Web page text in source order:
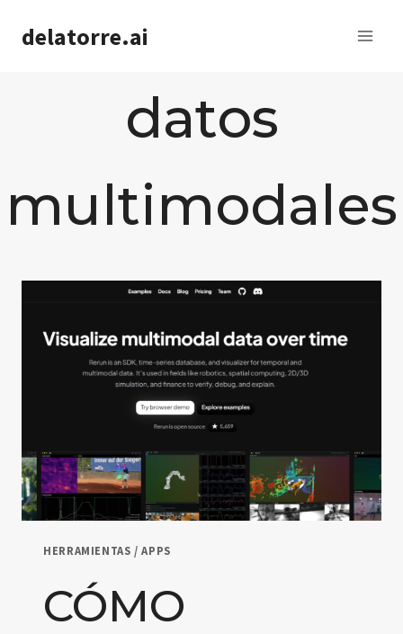
delatorre.ai
datos
multimodales
HERRAMIENTAS / APPS
CÓMO